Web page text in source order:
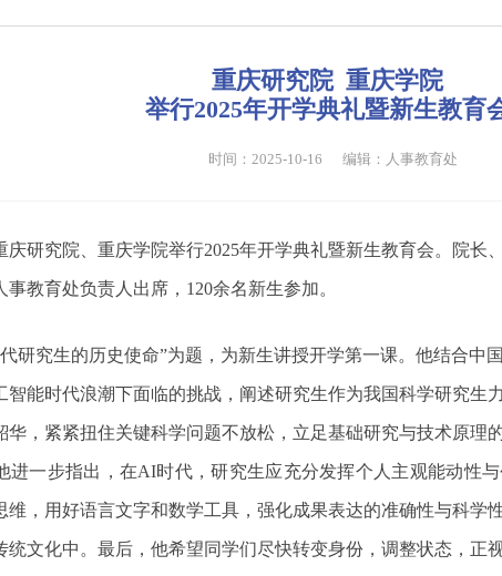
重庆研究院 重庆学院
举行2025年开学典礼暨新生教育
时间：2025-10-16 编辑： 人事教育处
庆研究院、重庆学院举行2025年开学典礼暨新生教育会。院长
教育处负责人出席， 120余名新生参加。
研究生的历史使命”为题，为新生讲授开学第一课。他结合中
智能时代浪潮下面临的挑战，阐述研究生作为我国科学研究生
华，紧紧扭住关键科学问题不放松，立足基础研究与技术原理
进一步指出，在AI时代，研究生应充分发挥个人主观能动性
维，用好语言文字和数学工具，强化成果表达的准确性与科学
统文化中。最后，他希望同学们尽快转变身份，调整状态，正